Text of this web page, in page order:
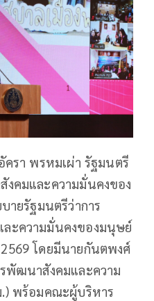
รา พรหมเผ่า รัฐมนตรี
งคมและความมั่นคงของ
ยรัฐมนตรีว่าการ
ะความมั่นคงของมนุษย์
โดยมีนายกันตพงศ์
พัฒนาสังคมและความ
พร้อมคณะผู้บริหาร